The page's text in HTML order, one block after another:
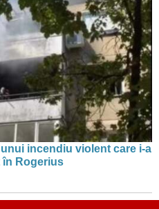
incendiu violent care i-a
Rogerius